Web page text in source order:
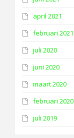
april 2021
februari 2021
juli 2020
juni 2020
maart 2020
februari 2020
juli 2019